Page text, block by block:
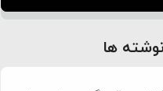
ها